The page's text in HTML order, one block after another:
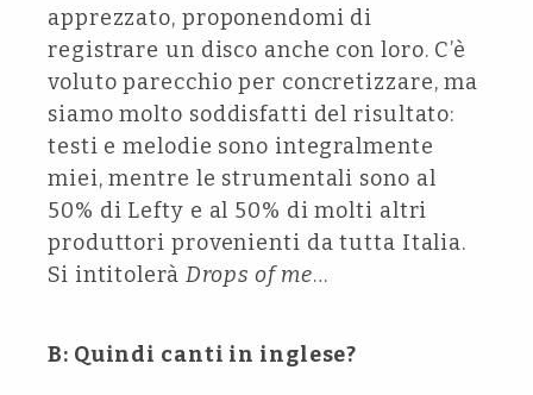
apprezzato, proponendomi di
registrare un disco anche con loro. C’è
voluto parecchio per concretizzare, ma
siamo molto soddisfatti del risultato:
testi e melodie sono integralmente
miei, mentre le strumentali sono al
50% di Lefty e al 50% di molti altri
produttori provenienti da tutta Italia.
Si intitolerà Drops of me…
B: Quindi canti in inglese?